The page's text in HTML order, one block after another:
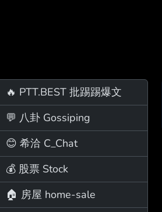
🔥 PTT.BEST 批踢踢爆文
💬 八卦 Gossiping
😊 希洽 C_Chat
💰 股票 Stock
🏠 房屋 home-sale